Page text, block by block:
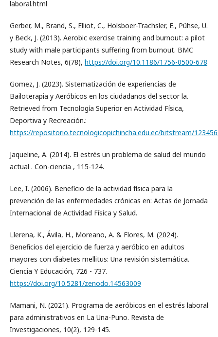
laboral.html
Gerber, M., Brand, S., Elliot, C., Holsboer-Trachsler, E., Pühse, U.
y Beck, J. (2013). Aerobic exercise training and burnout: a pilot
study with male participants suffering from burnout. BMC
Research Notes, 6(78), https://doi.org/10.1186/1756-0500-678
Gomez, J. (2023). Sistematización de experiencias de
Bailoterapia y Aeróbicos en los ciudadanos del sector la.
Retrieved from Tecnología Superior en Actividad Física,
Deportiva y Recreación.:
https://repositorio.tecnologicopichincha.edu.ec/bitstream/
Jaqueline, A. (2014). El estrés un problema de salud del mundo
actual . Con-ciencia , 115-124.
Lee, I. (2006). Beneficio de la actividad física para la
prevención de las enfermedades crónicas en: Actas de Jornada
Internacional de Actividad Física y Salud.
Llerena, K., Ávila, H., Moreano, A. & Flores, M. (2024).
Beneficios del ejercicio de fuerza y aeróbico en adultos
mayores con diabetes mellitus: Una revisión sistemática.
Ciencia Y Educación, 726 - 737.
https://doi.org/10.5281/zenodo.14563009
Mamani, N. (2021). Programa de aeróbicos en el estrés laboral
para administrativos en La Una-Puno. Revista de
Investigaciones, 10(2), 129-145.